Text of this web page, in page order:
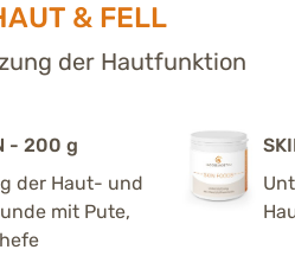
& FELL
der Hautfunktion
- 200 g
der Haut- und
mit Pute,